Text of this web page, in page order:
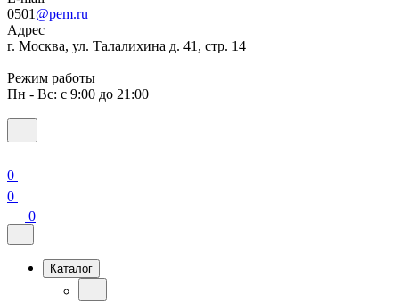
0501 @pem.ru
Адрес
г. Москва, ул. Талалихина д. 41, стр. 14
Режим работы
Пн - Вс: с 9:00 до 21:00
0
0
0
Каталог